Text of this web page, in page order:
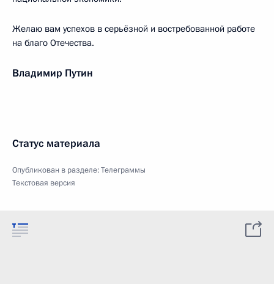
Желаю вам успехов в серьёзной и востребованной работе
на благо Отечества.
Владимир Путин
Статус материала
Опубликован в разделе:Телеграммы
Текстовая версия